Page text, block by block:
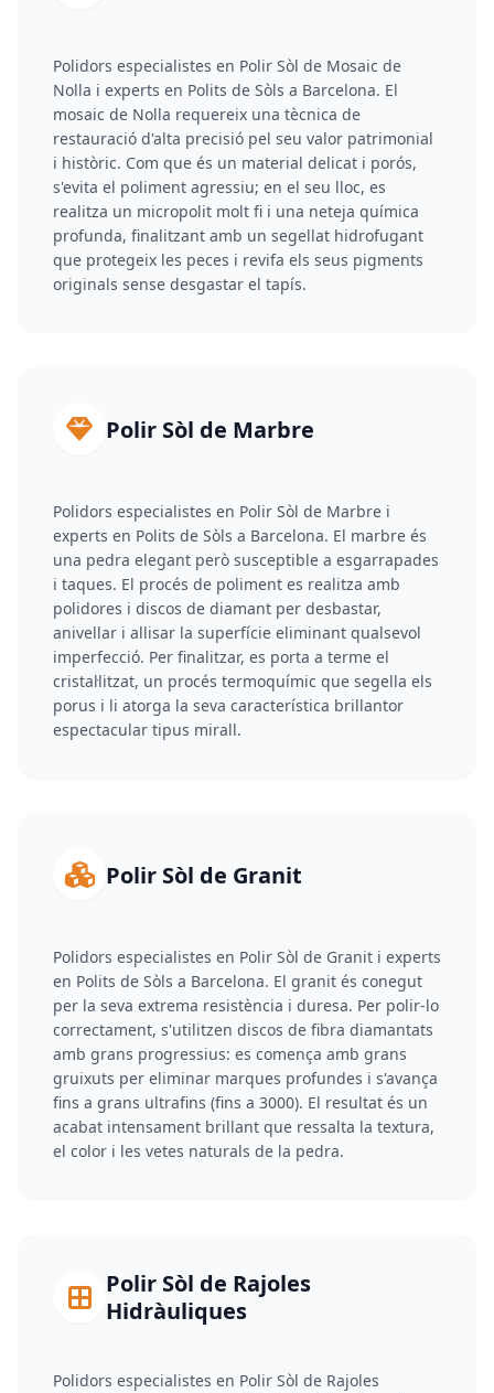
Polidors especialistes en Polir Sòl de Mosaic de
Nolla i experts en Polits de Sòls a Barcelona. El
mosaic de Nolla requereix una tècnica de
restauració d'alta precisió pel seu valor patrimonial
i històric. Com que és un material delicat i porós,
s'evita el poliment agressiu; en el seu lloc, es
realitza un micropolit molt fi i una neteja química
profunda, finalitzant amb un segellat hidrofugant
que protegeix les peces i revifa els seus pigments
originals sense desgastar el tapís.
Polir Sòl de Marbre
Polidors especialistes en Polir Sòl de Marbre i
experts en Polits de Sòls a Barcelona. El marbre és
una pedra elegant però susceptible a esgarrapades
i taques. El procés de poliment es realitza amb
polidores i discos de diamant per desbastar,
anivellar i allisar la superfície eliminant qualsevol
imperfecció. Per finalitzar, es porta a terme el
cristal·litzat, un procés termoquímic que segella els
porus i li atorga la seva característica brillantor
espectacular tipus mirall.
Polir Sòl de Granit
Polidors especialistes en Polir Sòl de Granit i experts
en Polits de Sòls a Barcelona. El granit és conegut
per la seva extrema resistència i duresa. Per polir-lo
correctament, s'utilitzen discos de fibra diamantats
amb grans progressius: es comença amb grans
gruixuts per eliminar marques profundes i s'avança
fins a grans ultrafins (fins a 3000). El resultat és un
acabat intensament brillant que ressalta la textura,
el color i les vetes naturals de la pedra.
Polir Sòl de Rajoles
Hidràuliques
Polidors especialistes en Polir Sòl de Rajoles